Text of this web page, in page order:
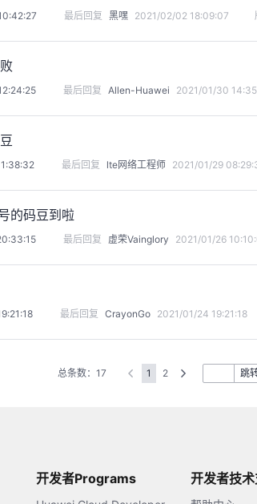
最后回复 黑嘿 2021/02/02 18:09:07
最后回复 Allen-Huawei 2021/01/30
最后回复 lte网络工程师 2021/01/29
的码豆到啦
最后回复 虚荣Vainglory 2021/01/26
最后回复 CrayonGo 2021/01/24 19:21:18
总条数：17 1 2 跳
开发者Programs 开发者技